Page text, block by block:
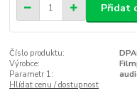
Přidat
Číslo produktu:
Výrobce:
Parametr 1:
Hlídat cenu / dostupnost